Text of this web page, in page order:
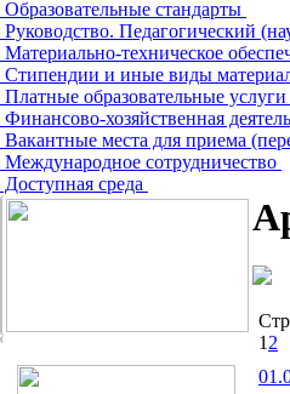
Образовательные стандарты
Руководство. Педагогический
Материально-техническое
Стипендии и иные виды
Платные образовательные услуги
Финансово-хозяйственная
Вакантные места для приема
Международное сотрудничество
Доступная среда
12